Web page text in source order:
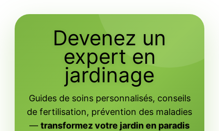
Devenez un
expert en
jardinage
Guides de soins personnalisés, conseils
de fertilisation, prévention des maladies
— transformez votre jardin en paradis